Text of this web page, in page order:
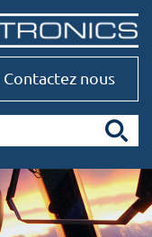
Contactez nous